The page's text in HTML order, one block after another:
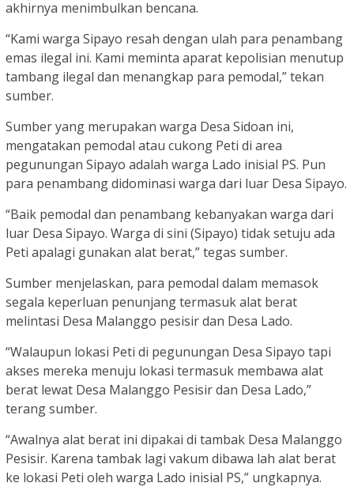
akhirnya menimbulkan bencana.
“Kami warga Sipayo resah dengan ulah para penambang
emas ilegal ini. Kami meminta aparat kepolisian menutup
tambang ilegal dan menangkap para pemodal,” tekan
sumber.
Sumber yang merupakan warga Desa Sidoan ini,
mengatakan pemodal atau cukong Peti di area
pegunungan Sipayo adalah warga Lado inisial PS. Pun
para penambang didominasi warga dari luar Desa Sipayo.
“Baik pemodal dan penambang kebanyakan warga dari
luar Desa Sipayo. Warga di sini (Sipayo) tidak setuju ada
Peti apalagi gunakan alat berat,” tegas sumber.
Sumber menjelaskan, para pemodal dalam memasok
segala keperluan penunjang termasuk alat berat
melintasi Desa Malanggo pesisir dan Desa Lado.
“Walaupun lokasi Peti di pegunungan Desa Sipayo tapi
akses mereka menuju lokasi termasuk membawa alat
berat lewat Desa Malanggo Pesisir dan Desa Lado,”
terang sumber.
“Awalnya alat berat ini dipakai di tambak Desa Malanggo
Pesisir. Karena tambak lagi vakum dibawa lah alat berat
ke lokasi Peti oleh warga Lado inisial PS,” ungkapnya.